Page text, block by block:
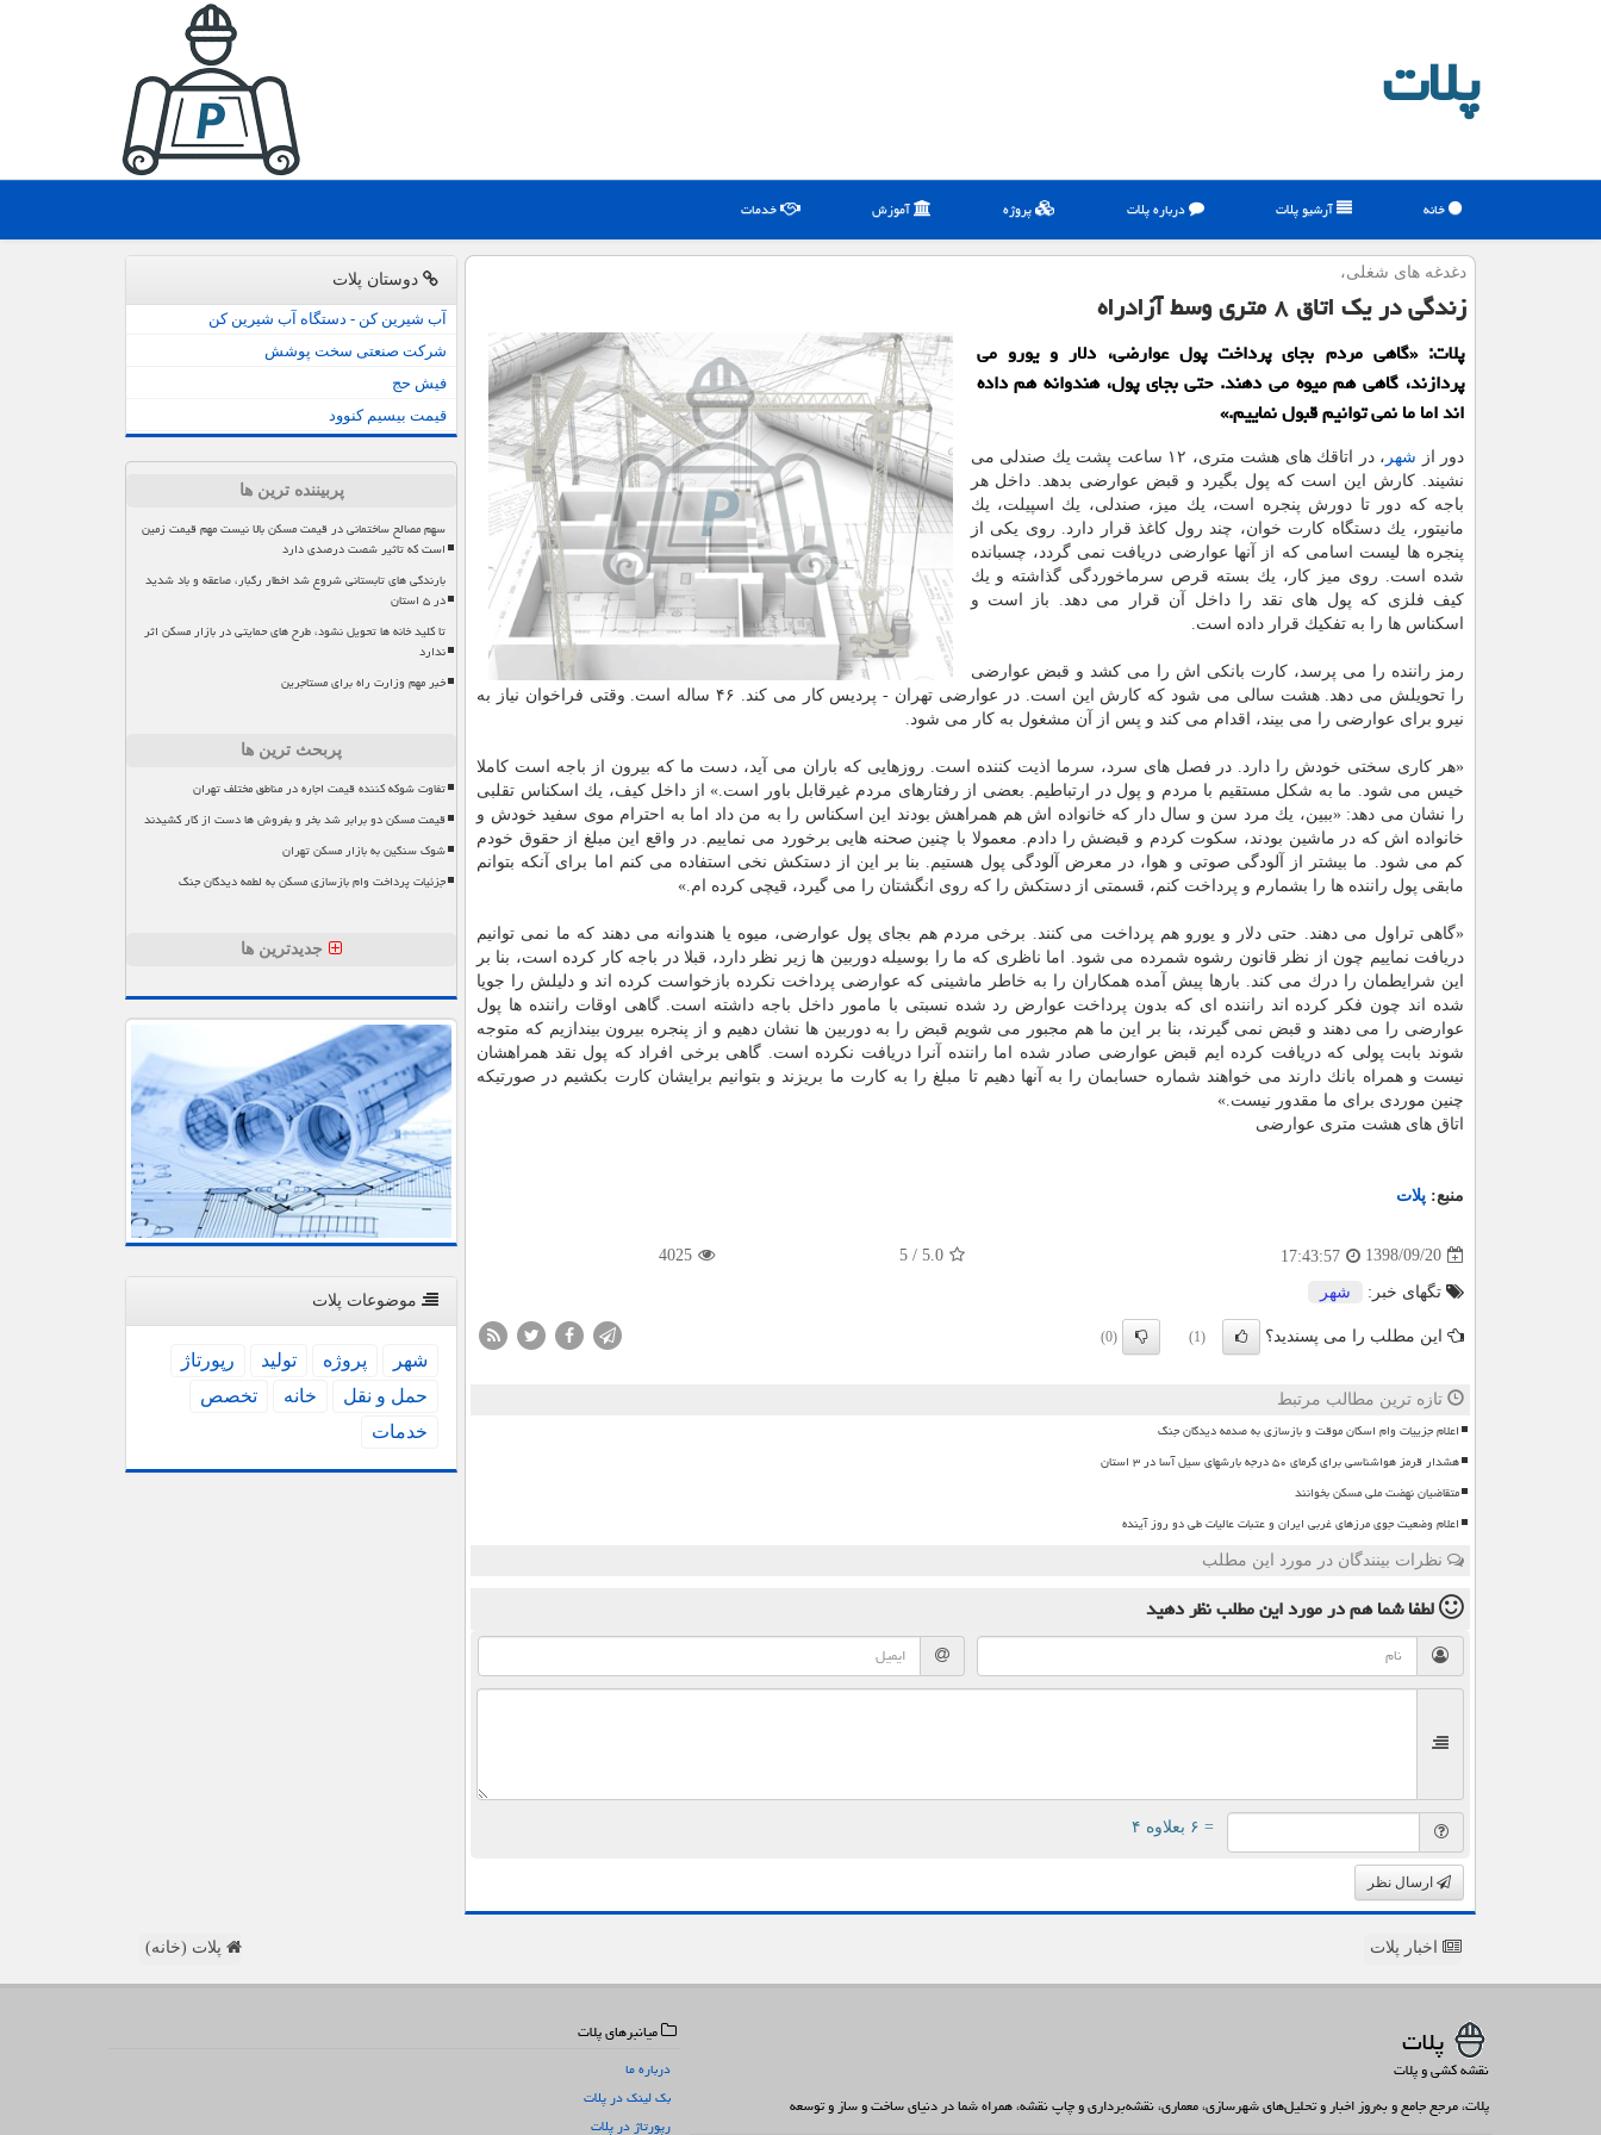
پلات
خانه آرشیو پلات درباره پلات پروژه آموزش خدمات
دغدغه های شغلی،
زندگی در یك اتاق ۸ متری وسط آزادراه
پلات: «گاهی مردم بجای پرداخت پول عوارضی، دلار و یورو می
پردازند، گاهی هم میوه می دهند. حتی بجای پول، هندوانه هم داده
اند اما ما نمی توانیم قبول نماییم.»
دور از شهر
، در اتاقك های هشت متری، ۱۲ ساعت پشت یك صندلی می
نشیند. كارش این است كه پول بگیرد و قبض عوارضی بدهد. داخل هر
باجه كه دور تا دورش پنجره است، یك میز، صندلی، یك اسپیلت، یك
مانیتور، یك دستگاه كارت خوان، چند رول كاغذ قرار دارد. روی یكی از
پنجره ها لیست اسامی كه از آنها عوارضی دریافت نمی گردد، چسبانده
شده است. روی میز كار، یك بسته قرص سرماخوردگی گذاشته و یك
كیف فلزی كه پول های نقد را داخل آن قرار می دهد. باز است و
اسكناس ها را به تفكیك قرار داده است.
رمز راننده را می پرسد، كارت بانكی اش را می كشد و قبض عوارضی
را تحویلش می دهد. هشت سالی می شود كه كارش این است. در عوارضی تهران - پردیس كار می كند. ۴۶ ساله است. وقتی فراخوان نیاز به
نیرو برای عوارضی را می بیند، اقدام می كند و پس از آن مشغول به كار می شود.
«هر كاری سختی خودش را دارد. در فصل های سرد، سرما اذیت كننده است. روزهایی كه باران می آید، دست ما كه بیرون از باجه است كاملا
خیس می شود. ما به شكل مستقیم با مردم و پول در ارتباطیم. بعضی از رفتارهای مردم غیرقابل باور است.» از داخل كیف، یك اسكناس تقلبی
را نشان می دهد: «ببین، یك مرد سن و سال دار كه خانواده اش هم همراهش بودند این اسكناس را به من داد اما به احترام موی سفید خودش و
خانواده اش كه در ماشین بودند، سكوت كردم و قبضش را دادم. معمولا با چنین صحنه هایی برخورد می نماییم. در واقع این مبلغ از حقوق خودم
كم می شود. ما بیشتر از آلودگی صوتی و هوا، در معرض آلودگی پول هستیم. بنا بر این از دستكش نخی استفاده می كنم اما برای آنكه بتوانم
مابقی پول راننده ها را بشمارم و پرداخت كنم، قسمتی از دستكش را كه روی انگشتان را می گیرد، قیچی كرده ام.»
«گاهی تراول می دهند. حتی دلار و یورو هم پرداخت می كنند. برخی مردم هم بجای پول عوارضی، میوه یا هندوانه می دهند كه ما نمی توانیم
دریافت نماییم چون از نظر قانون رشوه شمرده می شود. اما ناظری كه ما را بوسیله دوربین ها زیر نظر دارد، قبلا در باجه كار كرده است، بنا بر
این شرایطمان را درك می كند. بارها پیش آمده همكاران را به خاطر ماشینی كه عوارضی پرداخت نكرده بازخواست كرده اند و دلیلش را جویا
شده اند چون فكر كرده اند راننده ای كه بدون پرداخت عوارض رد شده نسبتی با مامور داخل باجه داشته است. گاهی اوقات راننده ها پول
عوارضی را می دهند و قبض نمی گیرند، بنا بر این ما هم مجبور می شویم قبض را به دوربین ها نشان دهیم و از پنجره بیرون بیندازیم كه متوجه
شوند بابت پولی كه دریافت كرده ایم قبض عوارضی صادر شده اما راننده آنرا دریافت نكرده است. گاهی برخی افراد كه پول نقد همراهشان
نیست و همراه بانك دارند می خواهند شماره حسابمان را به آنها دهیم تا مبلغ را به كارت ما بریزند و بتوانیم برایشان كارت بكشیم در صورتیكه
چنین موردی برای ما مقدور نیست.»
اتاق های هشت متری عوارضی
منبع: پلات
1398/09/20
17:43:57
5.0
/
5
4025
تگهای خبر: شهر
این مطلب را می پسندید؟ (1)
(0)
تازه ترین مطالب مرتبط
اعلام جزییات وام اسکان موقت و بازسازی به صدمه دیدگان جنگ
هشدار قرمز هواشناسی برای گرمای ۵۰ درجه بارشهای سیل آسا در ۳ استان
متقاضیان نهضت ملی مسکن بخوانند
اعلام وضعیت جوی مرزهای غربی ایران و عتبات عالیات طی دو روز آینده
نظرات بینندگان در مورد این مطلب
لطفا شما همدر مورد این مطلبنظر دهید
= ۶ بعلاوه ۴
ارسال نظر
دوستان پلات
آب شیرین کن - دستگاه آب شیرین کن
شرکت صنعتی سخت پوشش
فیش حج
قیمت بیسیم کنوود
پربیننده ترین ها
سهم مصالح ساختمانی در قیمت مسکن بالا نیست مهم قیمت زمین
است که تاثیر شصت درصدی دارد
بارندگی های تابستانی شروع شد اخطار رگبار، صاعقه و باد شدید
در ۵ استان
تا کلید خانه ها تحویل نشود، طرح های حمایتی در بازار مسکن اثر
ندارد
خبر مهم وزارت راه برای مستاجرین
پربحث ترین ها
تفاوت شوکه کننده قیمت اجاره در مناطق مختلف تهران
قیمت مسکن دو برابر شد بخر و بفروش ها دست از کار کشیدند
شوک سنگین به بازار مسکن تهران
جزئیات پرداخت وام بازسازی مسکن به لطمه دیدگان جنگ
جدیدترین ها
موضوعات پلات
شهر پروژه تولید
رپورتاژ
حمل و نقل
خانه
تخصص
خدمات
اخبار پلات پلات (خانه)
پلات
نقشه کشی و پلات
پلات، مرجع جامع و به‌روز اخبار و تحلیل‌های شهرسازی، معماری، نقشه‌برداری و چاپ نقشه، همراه شما در دنیای ساخت و ساز و توسعه
میانبرهای پلات
درباره ما
بک لینک در پلات
رپورتاژ در پلات